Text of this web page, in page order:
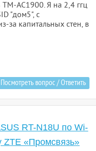
AC1900. Я на 2,4 ггц
"дом5", с
за капитальных стен, в
Посмотреть вопрос / Ответить
RT-N18U по Wi-
ZTE «Промсвязь»